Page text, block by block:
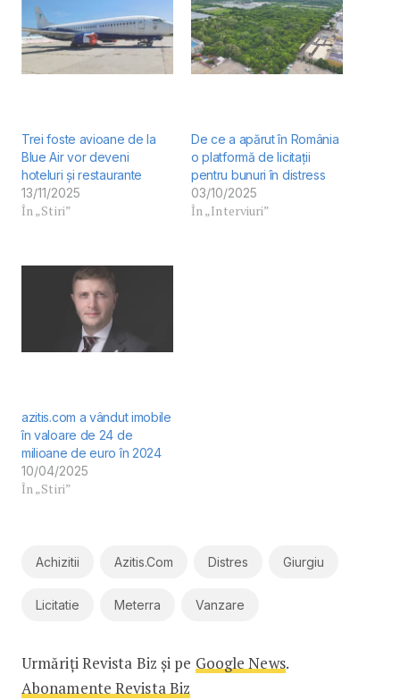
Trei foste avioane de la
Blue Air vor deveni
hoteluri și restaurante
13/11/2025
În „Stiri”
De ce a apărut în România
o platformă de licitații
pentru bunuri în distress
03/10/2025
În „Interviuri”
azitis.com a vândut imobile
în valoare de 24 de
milioane de euro în 2024
10/04/2025
În „Stiri”
Achizitii Azitis.com Distres Giurgiu
Licitatie Meterra Vanzare
Urmăriți Revista Biz și pe Google News.
Abonamente Revista Biz